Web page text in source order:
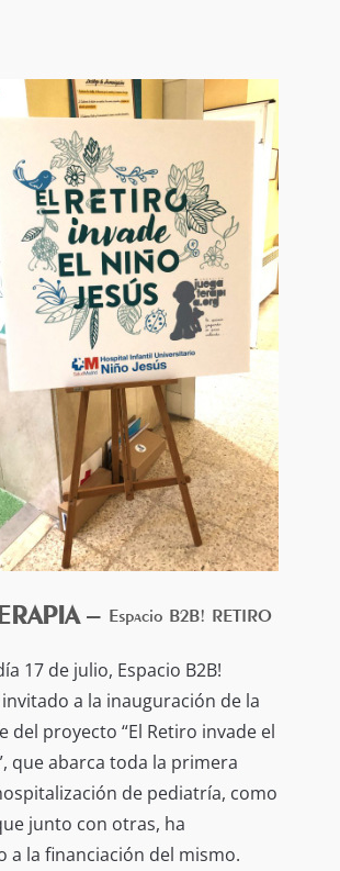
consciente.
consciente
extraordinarios
tu empresa
– Espacio B2B! RETIRO
17 de julio, Espacio B2B!
a la inauguración de la
del proyecto “El Retiro invade el
que abarca toda la primera
de pediatría, como
junto con otras, ha
a la financiación del mismo.